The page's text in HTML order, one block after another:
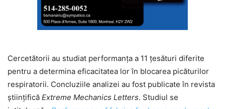
Cercetătorii au studiat performanța a 11 țesături diferite
pentru a determina eficacitatea lor în blocarea picăturilor
respiratorii. Concluziile analizei au fost publicate în revista
științifică Extreme Mechanics Letters. Studiul se